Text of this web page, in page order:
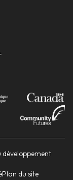
Plan du site